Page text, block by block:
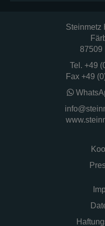
aber auch in
dies verhindern,
Speichern von
blockieren.
Weitere
https://
Steinmetz
87509
Tel. +49
Fax +49